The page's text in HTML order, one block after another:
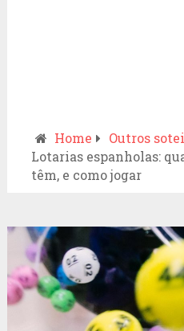
Home
Outros
Lotarias espanholas:
têm, e como jogar